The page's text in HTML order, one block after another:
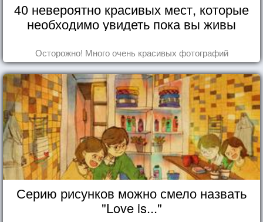
40 невероятно красивых мест, которые
необходимо увидеть пока вы живы
Осторожно! Много очень красивых фотографий
Серию рисунков можно смело назвать
"Love is..."